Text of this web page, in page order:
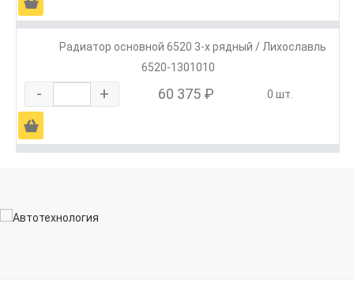
Радиатор основной 6520 3-х рядный / Лихославль
6520-1301010
- + 60 375 ₽ 0 шт.
Ä